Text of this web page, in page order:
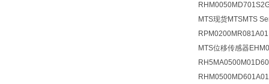
MTS现货MTSMTS
MTS位移传感器